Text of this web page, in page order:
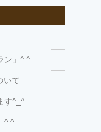
ン」^ ^
いて
す^_^
^ ^